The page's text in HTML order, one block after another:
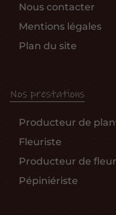
Nous contacter
Mentions légales
Plan du site
Nos prestations
Producteur de
Fleuriste
Producteur de
Pépiniériste